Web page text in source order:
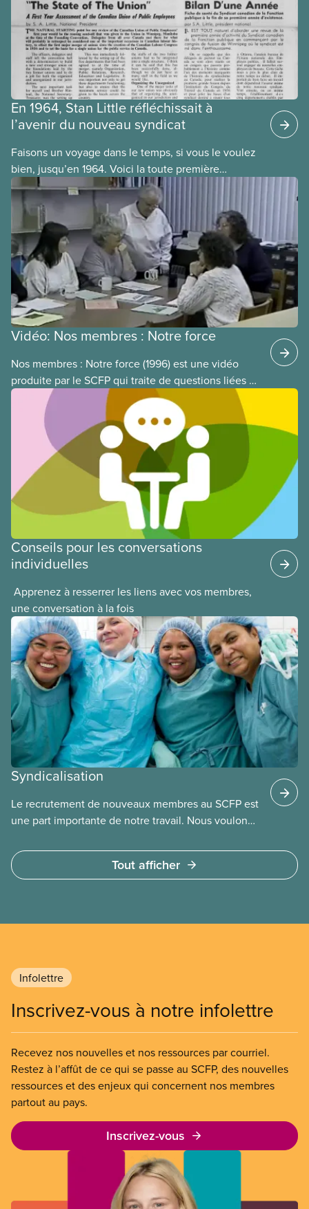
En 1964, Stan Little réfléchissait à
l’avenir du nouveau syndicat
Faisons un voyage dans le temps, si vous le voulez
bien, jusqu’en 1964. Voici la toute première
publication du SCFP, Le Journal. Celle-ci a fait son
apparition, dans les deux langues officielles, en
octobre 1964, soit un an après le congrès de
fondation du SCFP, en septembre 1963.
Vidéo: Nos membres : Notre force
Nos membres : Notre force (1996) est une vidéo
produite par le SCFP qui traite de questions liées à
la participation des membres à notre syndicat. Elle
est présentée par la présidente nationale du SCFP
de l’époque, Judy Darcy, et montre des exemples
de réussite en matière d’implication et de
mobilisation des membres.
Conseils pour les conversations
individuelles
​ Apprenez à resserrer les liens avec vos membres,
une conversation à la fois
Syndicalisation
Le recrutement de nouveaux membres au SCFP est
une part importante de notre travail. Nous voulons
grand nombre de travailleurs possible. Dans
chaque province, nous avons du personnel qui
Tout afficher
Infolettre
Inscrivez-vous à notre infolettre
Recevez nos nouvelles et nos ressources par courriel.
Restez à l’affût de ce qui se passe au SCFP, des nouvelles
ressources et des enjeux qui concernent nos membres
partout au pays.
Inscrivez-vous